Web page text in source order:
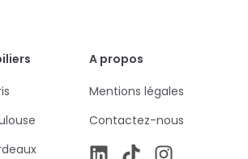
A propos
Mentions légales
Contactez-nous